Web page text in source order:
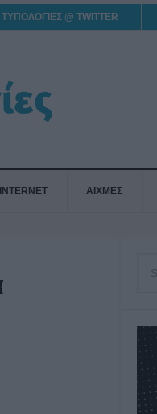
ΤΥΠΟΛΟΓΙΕΣ @ TWITTER
INTERNET ΑΙΧΜΕΣ